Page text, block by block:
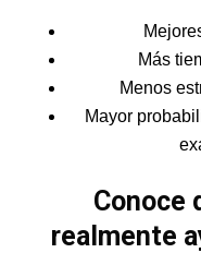
Más
Menos
Mayor
Conoce
realmente